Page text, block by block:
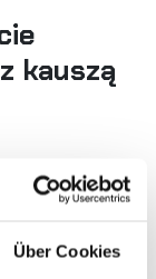
Über Cookies
kauszą
UE: